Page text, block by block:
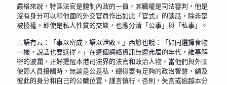
嚴格來說，特區法官是體制內政的一員，其職權是司法審判，他是
沒有身分可以和他國的外交官員作出如此「官式」的談話，除非是
被授權。即使是私人性質的交談，也應分清「公事」與「私事」。
古語有云：「事以密成，語以泄敗。」西諺也說：「如同選擇食物
一樣，說話也要選擇。」在這個網絡資訊無遠弗屆的年代，維基解
密的波瀾，正好提醒本港司法界的法官和政治人物，當他們與外國
使節人員接觸時，無論是公是私，總得要有足夠的政治智慧，顧及
彼此的身分和自己的公職位置，謹言慎行。否則，失言或逾越本分